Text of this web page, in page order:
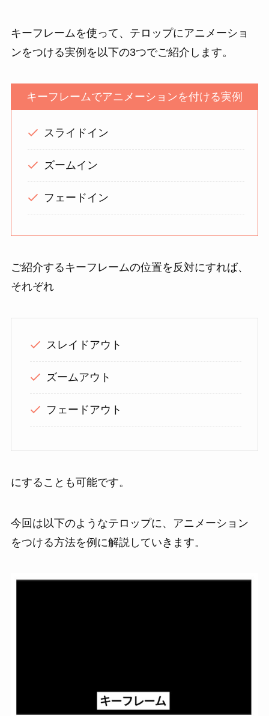
キーフレームを使って、テロップにアニメーショ
ンをつける実例を 以下の3つでご紹介します。
キーフレームでアニメーションを付ける実例
スライドイン
ズームイン
フェードイン
ご紹介するキーフレームの位置を反対にすれば、
それぞれ
スレイドアウト
ズームアウト
フェードアウト
にすることも可能です。
今回は以下のようなテロップに、アニメーション
をつける方法を例に解説していきます。